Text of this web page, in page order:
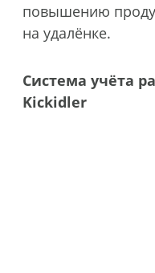
повышению
на удалёнке.
Система учёта
Kickidler